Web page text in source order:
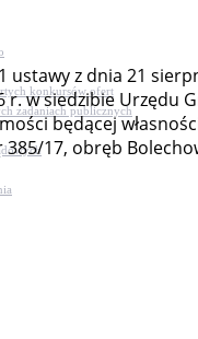
konkursów ofert
zadaniach publicznych
ustawy z dnia 21
r. w siedzibie Urzędu
będącej
17, obręb